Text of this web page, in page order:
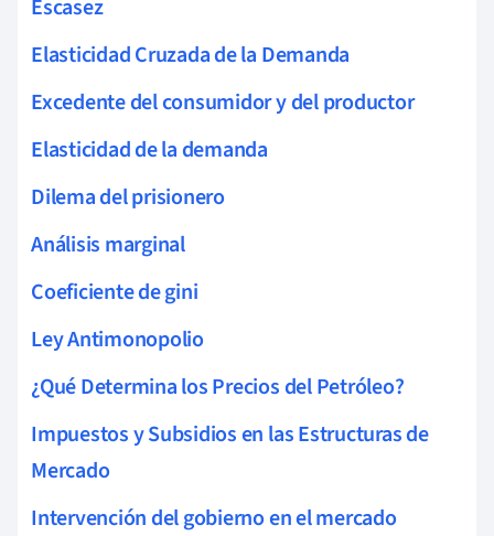
Escasez
Elasticidad Cruzada de la Demanda
Excedente del consumidor y del productor
Elasticidad de la demanda
Dilema del prisionero
Análisis marginal
Coeficiente de gini
Ley Antimonopolio
¿Qué Determina los Precios del Petróleo?
Impuestos y Subsidios en las Estructuras de
Mercado
Intervención del gobierno en el mercado